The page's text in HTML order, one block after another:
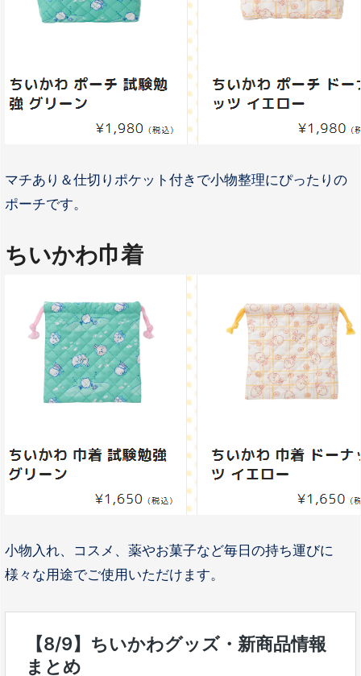
マチあり＆仕切りポケット付きで小物整理にぴったりの
ポーチです。
ちいかわ巾着
小物入れ、コスメ、薬やお菓子など毎日の持ち運びに
様々な用途でご使用いただけます。